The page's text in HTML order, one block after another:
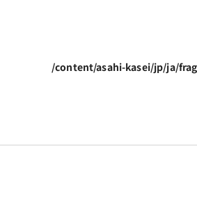
/content/asahi-kasei/jp/ja/